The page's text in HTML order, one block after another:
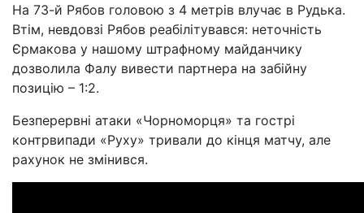
На 73-й Рябов головою з 4 метрів влучає в Рудька.
Втім, невдовзі Рябов реабілітувався: неточність
Єрмакова у нашому штрафному майданчику
дозволила Фалу вивести партнера на забійну
позицію – 1:2.
Безперервні атаки «Чорноморця» та гострі
контрвипади «Руху» тривали до кінця матчу, але
рахунок не змінився.